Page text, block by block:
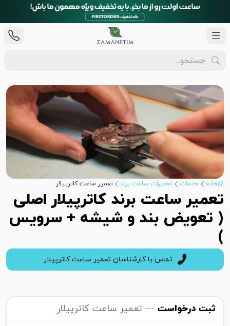
خانه خدمات تعمیرات ساعت برند تعمیر ساعت کاترپیلار
تعمیر ساعت برند کاترپیلار اصلی
( تعویض بند و شیشه + سرویس
)
تماس با کارشناسان تعمیر ساعت کاترپیلار
ثبت درخواست — تعمیر ساعت کاترپیلار